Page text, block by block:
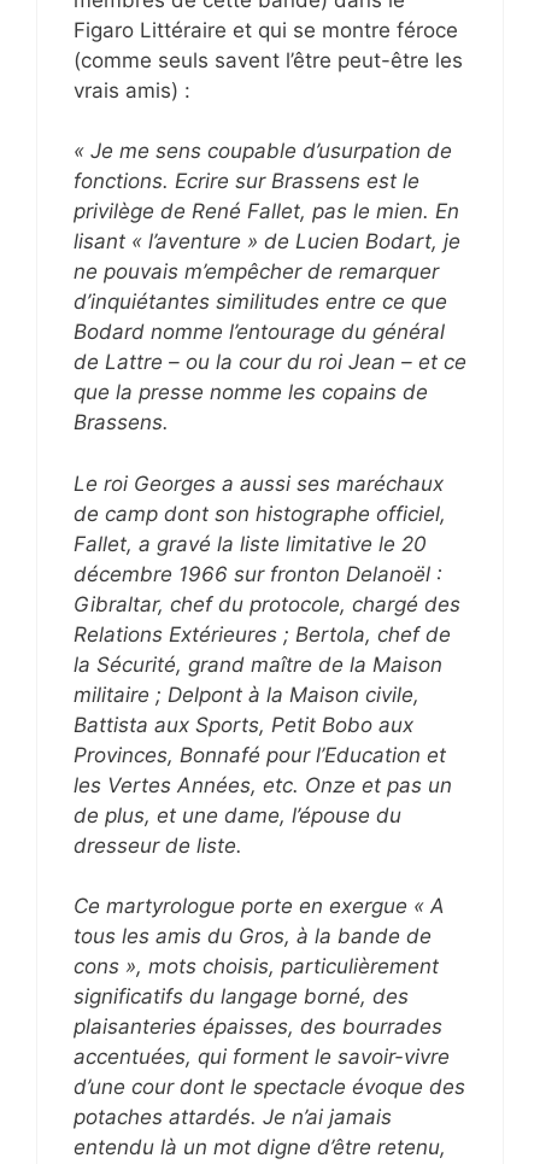
Figaro Littéraire et qui se montre féroce
(comme seuls savent l’être peut-être les
vrais amis) :
« Je me sens coupable d’usurpation de
fonctions. Ecrire sur Brassens est le
privilège de René Fallet, pas le mien. En
lisant « l’aventure » de Lucien Bodart, je
ne pouvais m’empêcher de remarquer
d’inquiétantes similitudes entre ce que
Bodard nomme l’entourage du général
de Lattre – ou la cour du roi Jean – et ce
que la presse nomme les copains de
Brassens.
Le roi Georges a aussi ses maréchaux
de camp dont son histographe officiel,
Fallet, a gravé la liste limitative le 20
décembre 1966 sur fronton Delanoël :
Gibraltar, chef du protocole, chargé des
Relations Extérieures ; Bertola, chef de
la Sécurité, grand maître de la Maison
militaire ; Delpont à la Maison civile,
Battista aux Sports, Petit Bobo aux
Provinces, Bonnafé pour l’Education et
les Vertes Années, etc. Onze et pas un
de plus, et une dame, l’épouse du
dresseur de liste.
Ce martyrologue porte en exergue « A
tous les amis du Gros, à la bande de
cons », mots choisis, particulièrement
significatifs du langage borné, des
plaisanteries épaisses, des bourrades
accentuées, qui forment le savoir-vivre
d’une cour dont le spectacle évoque des
potaches attardés. Je n’ai jamais
entendu là un mot digne d’être retenu,